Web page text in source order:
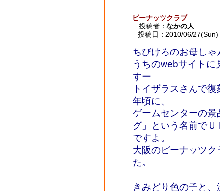
ピーナッツクラブ
投稿者： なかの人
投稿日：2010/06/
ちびけろのお母し
うちのwebサイトに
すー
トイザラスさんで
年頃に、
ゲームセンターの
グ」という名前で
ですよ。
大阪のピーナッツ
た。
きみどり色の子と